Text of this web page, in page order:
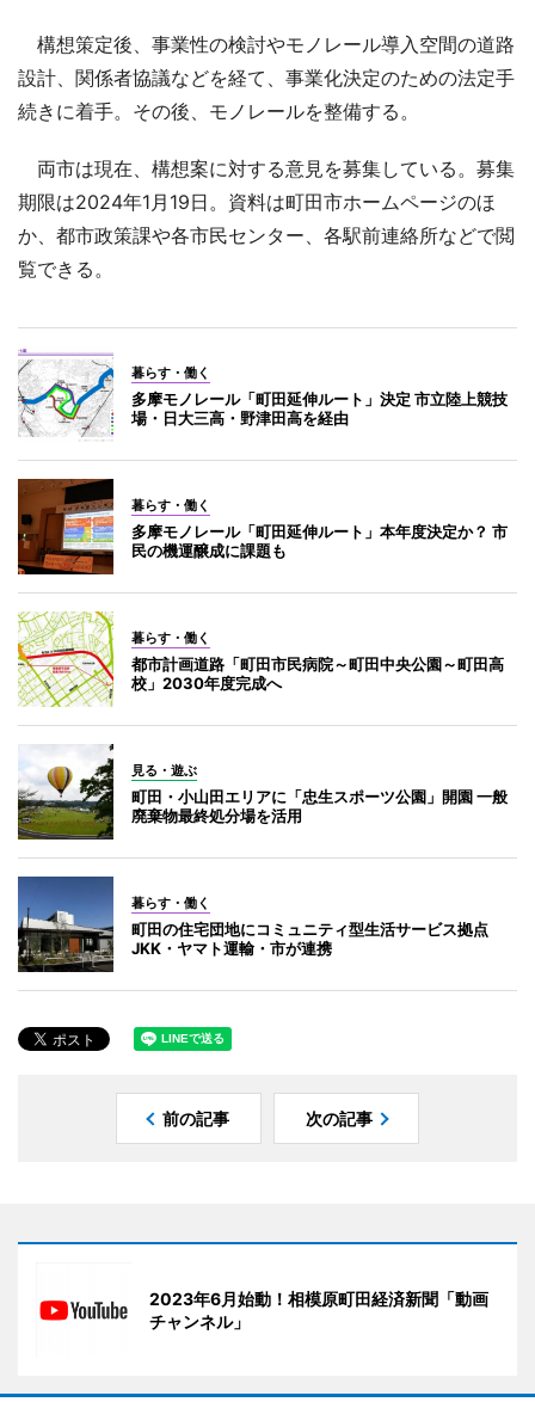
構想策定後、事業性の検討やモノレール導入空間の道路
設計、関係者協議などを経て、事業化決定のための法定手
続きに着手。その後、モノレールを整備する。
両市は現在、構想案に対する意見を募集している。募集
期限は2024年1月19日。資料は町田市ホームページのほ
か、都市政策課や各市民センター、各駅前連絡所などで閲
覧できる。
暮らす・働く
多摩モノレール「町田延伸ルート」決定 市立陸上競技
場・日大三高・野津田高を経由
暮らす・働く
多摩モノレール「町田延伸ルート」本年度決定か？ 市
民の機運醸成に課題も
暮らす・働く
都市計画道路「町田市民病院～町田中央公園～町田高
校」2030年度完成へ
見る・遊ぶ
町田・小山田エリアに「忠生スポーツ公園」開園 一般
廃棄物最終処分場を活用
暮らす・働く
町田の住宅団地にコミュニティ型生活サービス拠点
JKK・ヤマト運輸・市が連携
前の記事 次の記事
2023年6月始動！相模原町田経済新聞「動画
チャンネル」